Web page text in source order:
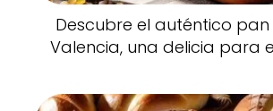
Descubre el auténtico
Valencia, una delicia para